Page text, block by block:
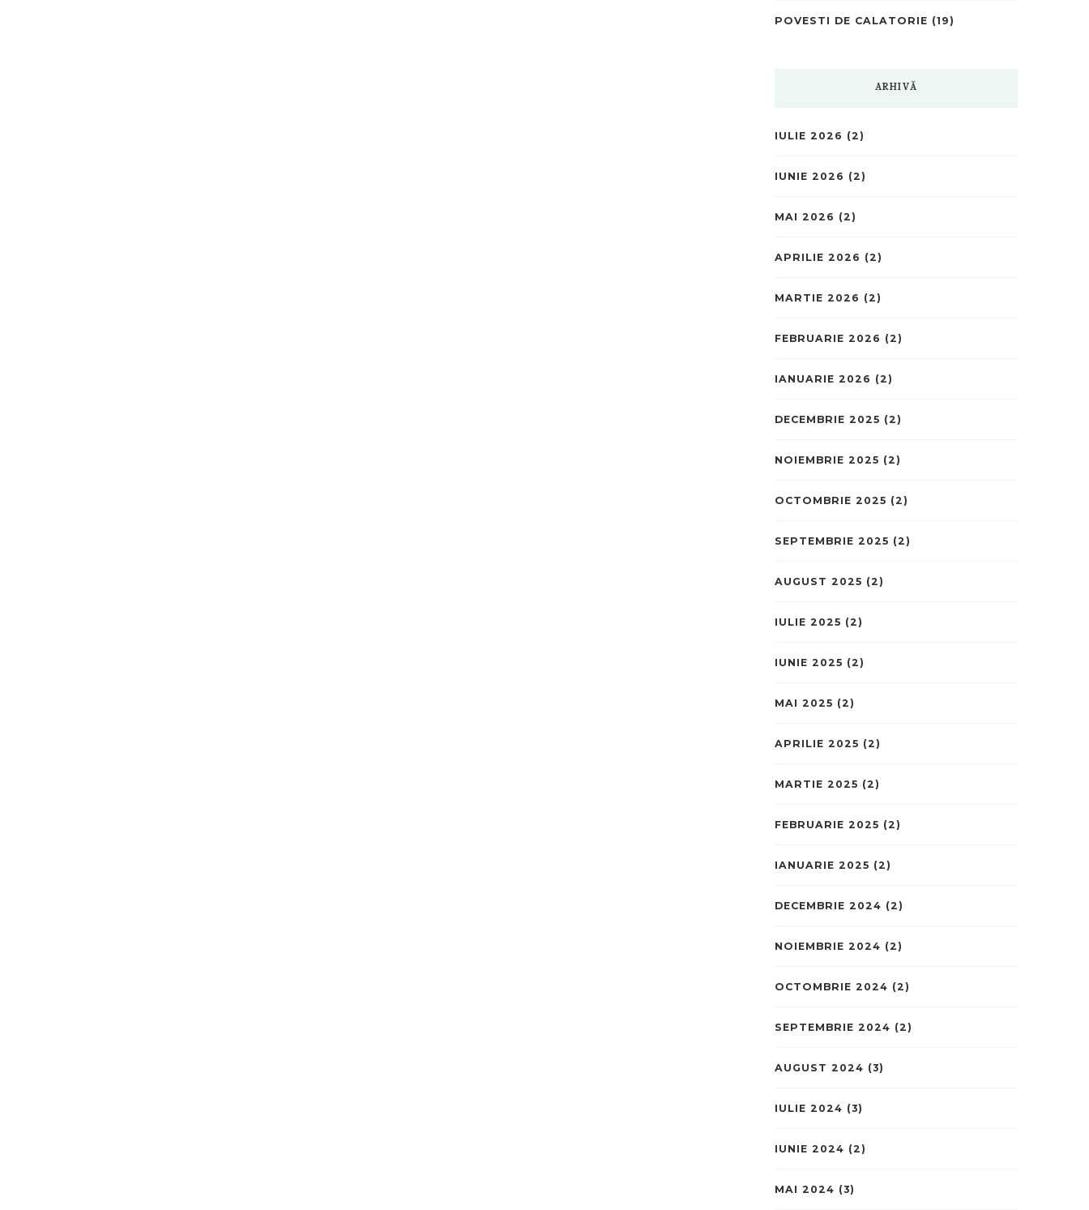
POVESTI DE CALATORIE (19)
ARHIVĂ
IULIE 2026 (2)
IUNIE 2026 (2)
MAI 2026 (2)
APRILIE 2026 (2)
MARTIE 2026 (2)
FEBRUARIE 2026 (2)
IANUARIE 2026 (2)
DECEMBRIE 2025 (2)
NOIEMBRIE 2025 (2)
OCTOMBRIE 2025 (2)
SEPTEMBRIE 2025 (2)
AUGUST 2025 (2)
IULIE 2025 (2)
IUNIE 2025 (2)
MAI 2025 (2)
APRILIE 2025 (2)
MARTIE 2025 (2)
FEBRUARIE 2025 (2)
IANUARIE 2025 (2)
DECEMBRIE 2024 (2)
NOIEMBRIE 2024 (2)
OCTOMBRIE 2024 (2)
SEPTEMBRIE 2024 (2)
AUGUST 2024 (3)
IULIE 2024 (3)
IUNIE 2024 (2)
MAI 2024 (3)